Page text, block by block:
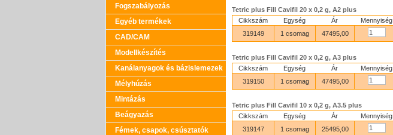
Fogszabályozás
Egyéb termékek
CAD/CAM
Modellkészítés
Kanálanyagok és bázislemezek
Mélyhúzás
Mintázás
Beágyazás
Fémek, csapok, csúsztatók
Tetric plus Fill Cavifil 20 x 0,2 g, A2 plus
Cikkszám
Egység Ár
Mennyiség
319149
1 csomag 47495,00
Tetric plus Fill Cavifil 20 x 0,2 g, A3 plus
Cikkszám
Egység Ár
Mennyiség
319150
1 csomag 47495,00
Tetric plus Fill Cavifil 10 x 0,2 g, A3.5 plus
Cikkszám
Egység Ár
Mennyiség
319147
1 csomag 25495,00